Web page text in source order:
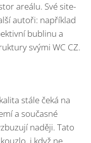
areálu. Své site-
autoři: například
bublinu a
svými WC CZ.
stále čeká na
a současné
naději. Tato